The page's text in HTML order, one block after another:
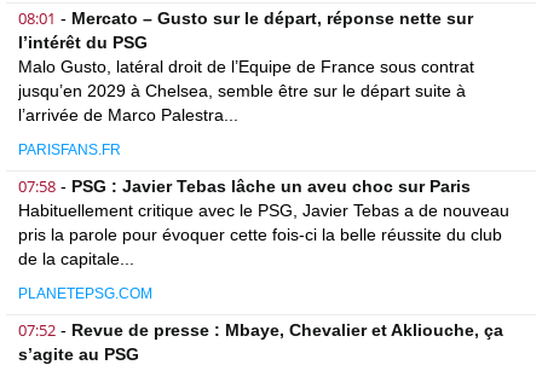
08:01 - Mercato – Gusto sur le départ, réponse nette sur
l’intérêt du PSG
Malo Gusto, latéral droit de l’Equipe de France sous contrat
jusqu’en 2029 à Chelsea, semble être sur le départ suite à
l’arrivée de Marco Palestra...
PARISFANS.FR
07:58 - PSG : Javier Tebas lâche un aveu choc sur Paris
Habituellement critique avec le PSG, Javier Tebas a de nouveau
pris la parole pour évoquer cette fois-ci la belle réussite du club
de la capitale...
PLANETEPSG.COM
07:52 - Revue de presse : Mbaye, Chevalier et Akliouche, ça
s’agite au PSG